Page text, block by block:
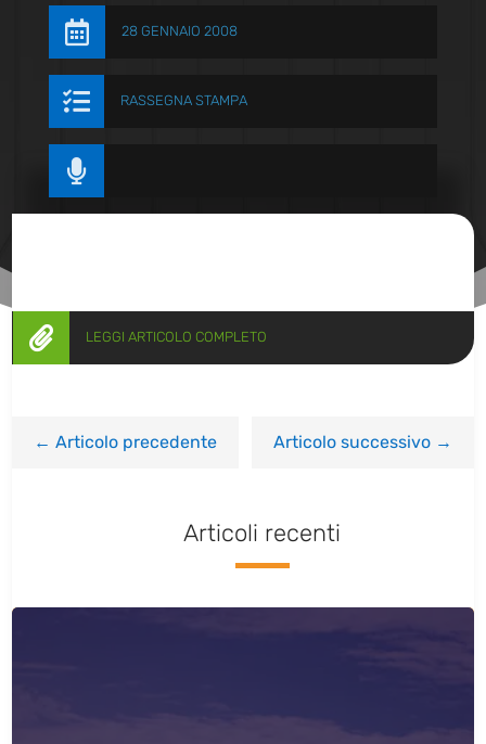
 28 GENNAIO 2008
 RASSEGNA STAMPA

 LEGGI ARTICOLO COMPLETO
←Articolo precedente Articolo successivo→
Articoli recenti